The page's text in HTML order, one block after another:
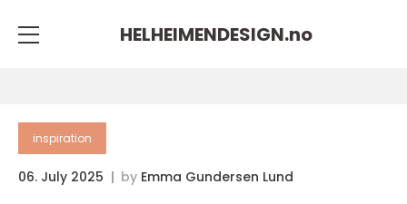
HELHEIMENDESIGN.no
inspiration
06. July 2025 by Emma Gundersen Lund